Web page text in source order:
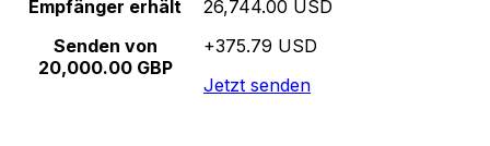
Empfänger erhält
Senden von
20,000.00 GBP
26,744.00 USD
+375.79 USD
Jetzt senden